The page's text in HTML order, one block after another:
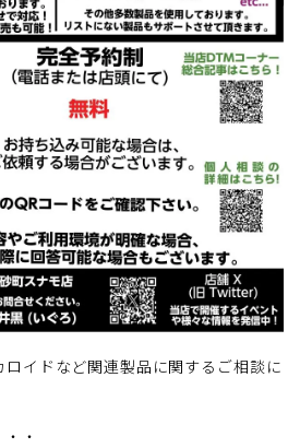
ロイドなど関連製品に関するご相談に
・